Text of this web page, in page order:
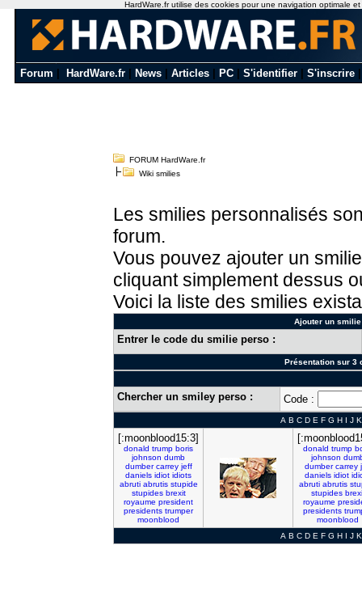
Forum HardWare.fr News Articles PC S'identifier S'inscrire
FORUM HardWare.fr
Wiki smilies
Les smilies personnalisés
forum.
Vous pouvez ajouter un
cliquant simplement dessus
Voici la liste des smilies
Ajouter un
Entrer le code du smilie perso :
Présentation sur 3
Chercher un smiley perso : Code :
A B C D E F G H I J K
[:moonblood15:3]
donald trump boris
johnson dumb
dumber carrey jeff
daniels idiot idiots
abruti abrutis stupide
stupides brexit
royaume president
presidents trumper
moonblood
donald trump
johnson
dumber carrey
daniels idiot
abruti abrutis
stupides
royaume
presidents
moonblood
A B C D E F G H I J K
HardWare.fr utilise des cookies pour une navigation optimale